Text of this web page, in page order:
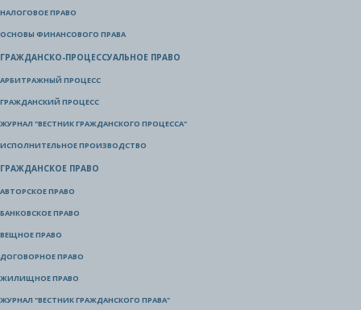
НАЛОГОВОЕ ПРАВО
ОСНОВЫ ФИНАНСОВОГО ПРАВА
ГРАЖДАНСКО-ПРОЦЕССУАЛЬНОЕ ПРАВО
АРБИТРАЖНЫЙ ПРОЦЕСС
ГРАЖДАНСКИЙ ПРОЦЕСС
ЖУРНАЛ "ВЕСТНИК ГРАЖДАНСКОГО ПРОЦЕССА"
ИСПОЛНИТЕЛЬНОЕ ПРОИЗВОДСТВО
ГРАЖДАНСКОЕ ПРАВО
АВТОРСКОЕ ПРАВО
БАНКОВСКОЕ ПРАВО
ВЕЩНОЕ ПРАВО
ДОГОВОРНОЕ ПРАВО
ЖИЛИЩНОЕ ПРАВО
ЖУРНАЛ "ВЕСТНИК ГРАЖДАНСКОГО ПРАВА"